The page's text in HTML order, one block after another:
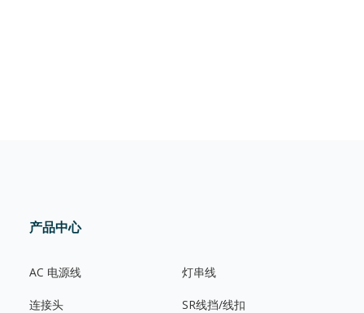
产品中心
AC 电源线 灯串线
连接头 SR线挡/线扣